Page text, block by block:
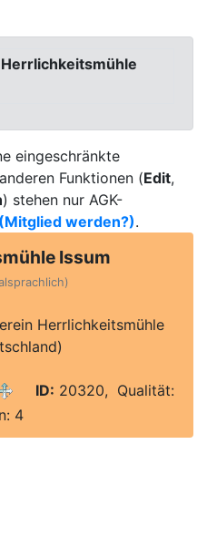
eingeschränkte
Funktionen (Edit,
) stehen nur AGK-
(Mitglied werden?).
Issum
Herrlichkeitsmühle
ID: 20320, Qualität:
4